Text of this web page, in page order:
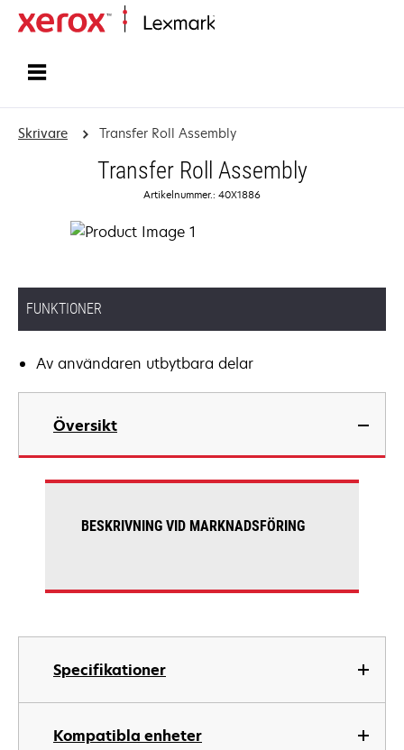
Skrivare Transfer Roll Assembly
Transfer Roll Assembly
Artikelnummer.: 40X1886
FUNKTIONER
Av användaren utbytbara delar
Översikt
Specifikationer
Kompatibla enheter
BESKRIVNING VID MARKNADSFÖRING